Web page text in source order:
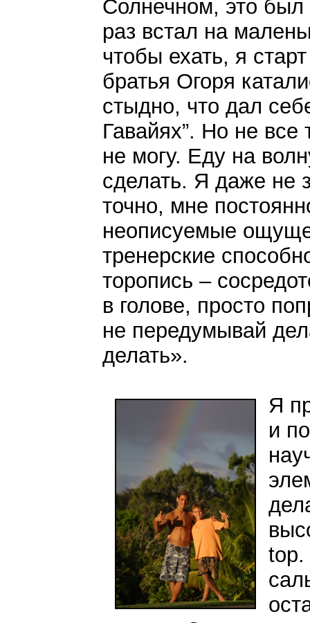
Солнечном, это был
раз встал на
чтобы ехать, я
братья Огоря
стыдно, что дал
Гавайях”. Но не все
не могу. Еду на
сделать. Я даже не
точно, мне
неописуемые
тренерские
торопись –
в голове, просто
не передумывай
делать».
Я
и
top.